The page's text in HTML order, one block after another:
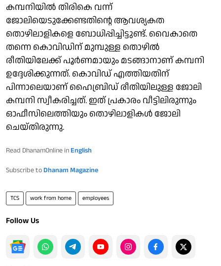
കമ്പനിയില്‍ തിരികെ വന്ന്
ജോലിയെടുക്കേണ്ടതിന്റെ ആവശ്യകത
തൊഴിലാളികളെ ബോധിപ്പിച്ചിട്ടുണ്ട്. വൈകാതെ
തന്നെ കൊവിഡിന് മുമ്പുള്ള തൊഴില്‍
രീതിയിലേക്ക് പൂര്‍ണമായും മടങ്ങാനാണ് കമ്പനി
ഉദ്ദേശിക്കുന്നത്. കൊവിഡ് എത്തിയതിന്
പിന്നാലെയാണ് ഹൈബ്രിഡ് രീതിയിലുള്ള ജോലി
കമ്പനി സ്വീകരിച്ചത്. ഇത് പ്രകാരം വീട്ടിലിരുന്നും
ഓഫീസിലെത്തിയും തൊഴിലാളികള്‍ ജോലി
ചെയ്തിരുന്നു.
Read DhanamOnline in English
Subscribe to Dhanam Magazine
TCS work from home employees
Follow Us